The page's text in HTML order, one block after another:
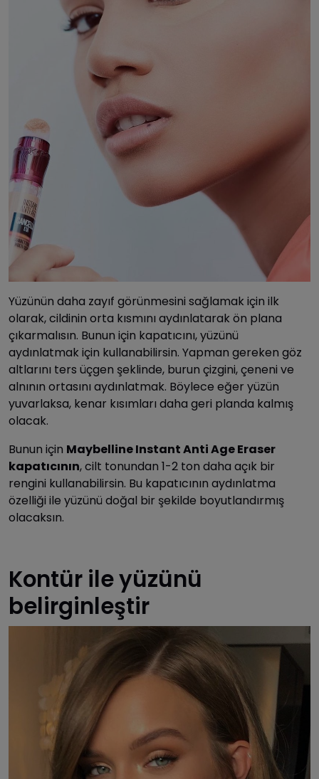
Yüzünün daha zayıf görünmesini sağlamak için ilk
olarak, cildinin orta kısmını aydınlatarak ön plana
çıkarmalısın. Bunun için kapatıcını, yüzünü
aydınlatmak için kullanabilirsin. Yapman gereken göz
altlarını ters üçgen şeklinde, burun çizgini, çeneni ve
alnının ortasını aydınlatmak. Böylece eğer yüzün
yuvarlaksa, kenar kısımları daha geri planda kalmış
olacak.
Bunun için Maybelline Instant Anti Age Eraser
kapatıcının, cilt tonundan 1-2 ton daha açık bir
rengini kullanabilirsin. Bu kapatıcının aydınlatma
özelliği ile yüzünü doğal bir şekilde boyutlandırmış
olacaksın.
Kontür ile yüzünü
belirginleştir